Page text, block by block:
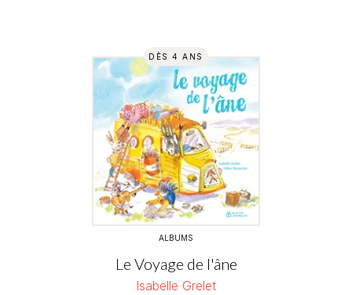
DÈS 4 ANS
ALBUMS
Le Voyage de l'âne
Isabelle Grelet